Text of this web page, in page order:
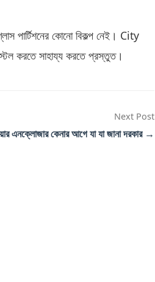
পার্টিশনের কোনো বিকল্প নেই। City
করতে সাহায্য করতে প্রস্তুত।
Next Post
এনক্লোজার কেনার আগে যা যা জানা দরকার →